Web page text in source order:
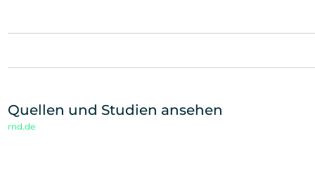
Quellen und Studien ansehen
rnd.de